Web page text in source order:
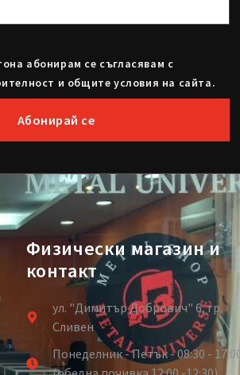
абонирам се съгласявам с
и общите условия на сайта.
Абонирай се
Физически магазин и
контакт
ул. "Димитър Добрович" 6, гр.
Сливен
Понеделник - Петък - 08:30 - 17:00